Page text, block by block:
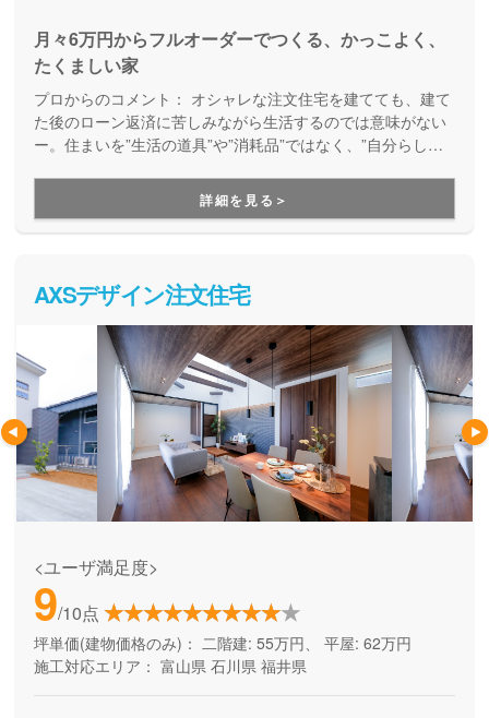
月々6万円からフルオーダーでつくる、かっこよく、
たくましい家
プロからのコメント： オシャレな注文住宅を建てても、建て
た後のローン返済に苦しみながら生活するのでは意味がない
ー。住まいを”生活の道具”や”消耗品”ではなく、”自分らしさ
え、デザイン性とコストパフォーマンスの両立を実現してく
れるブランドです。月々無理なくお支払いできる価格で、理
想の家づくりを叶えてくれます。
詳細を見る＞
AXSデザイン注文住宅
<ユーザ満足度>
9/10点
坪単価(建物価格のみ)： 二階建: 55万円、 平屋: 62万円
施工対応エリア： 富山県 石川県 福井県